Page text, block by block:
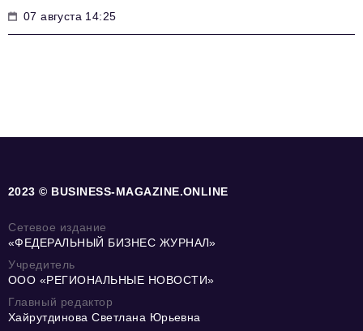
07 августа 14:25
2023 © BUSINESS-MAGAZINE.ONLINE
Сетевое издание
«ФЕДЕРАЛЬНЫЙ БИЗНЕС ЖУРНАЛ»
Учредитель
ООО «РЕГИОНАЛЬНЫЕ НОВОСТИ»
Главный редактор
Хайрутдинова Светлана Юрьевна